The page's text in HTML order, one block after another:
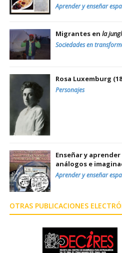
Aprender y enseñar
Migrantes en la
Sociedades en
Rosa Luxemburg
Personajes
Enseñar y
análogos e
Aprender y enseñar
OTRAS PUBLICACIONES